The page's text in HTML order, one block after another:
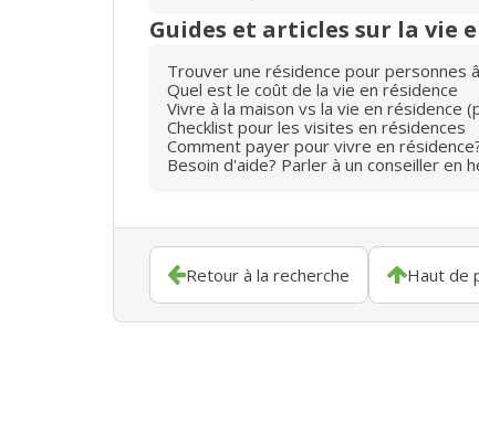
Guides et articles sur la vie
Trouver une résidence pour personnes
Quel est le coût de la vie en résidence
Vivre à la maison vs la vie en résidence
Checklist pour les visites en résidences
Comment payer pour vivre en
Besoin d'aide? Parler à un conseiller en
Retour à la recherche Haut de